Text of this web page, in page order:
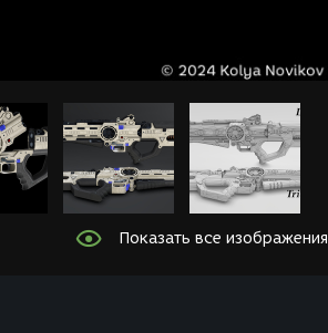
Показать все изображения